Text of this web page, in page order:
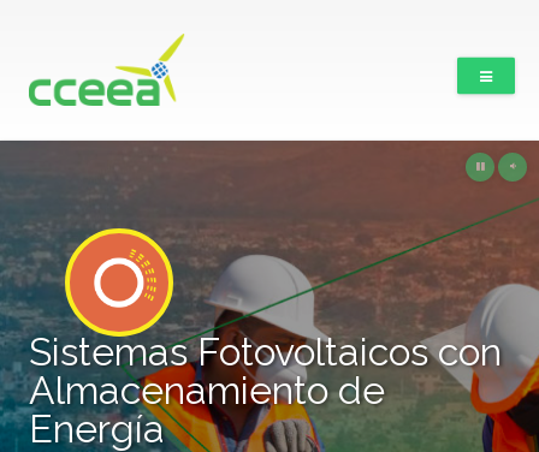
Sistemas Fotovoltaicos con
Almacenamiento de
Energía